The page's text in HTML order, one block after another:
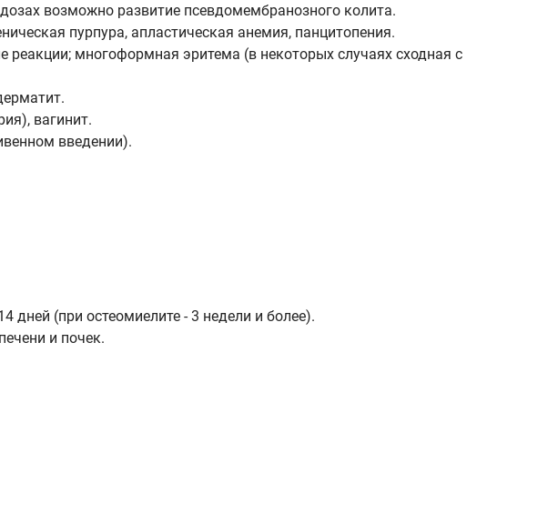
возможно развитие псевдомембранозного колита.
пурпура, апластическая анемия, панцитопения.
реакции; многоформная эритема (в некоторых случаях сходная с
вагинит.
введении).
дней (при остеомиелите - 3 недели и более).
и почек.